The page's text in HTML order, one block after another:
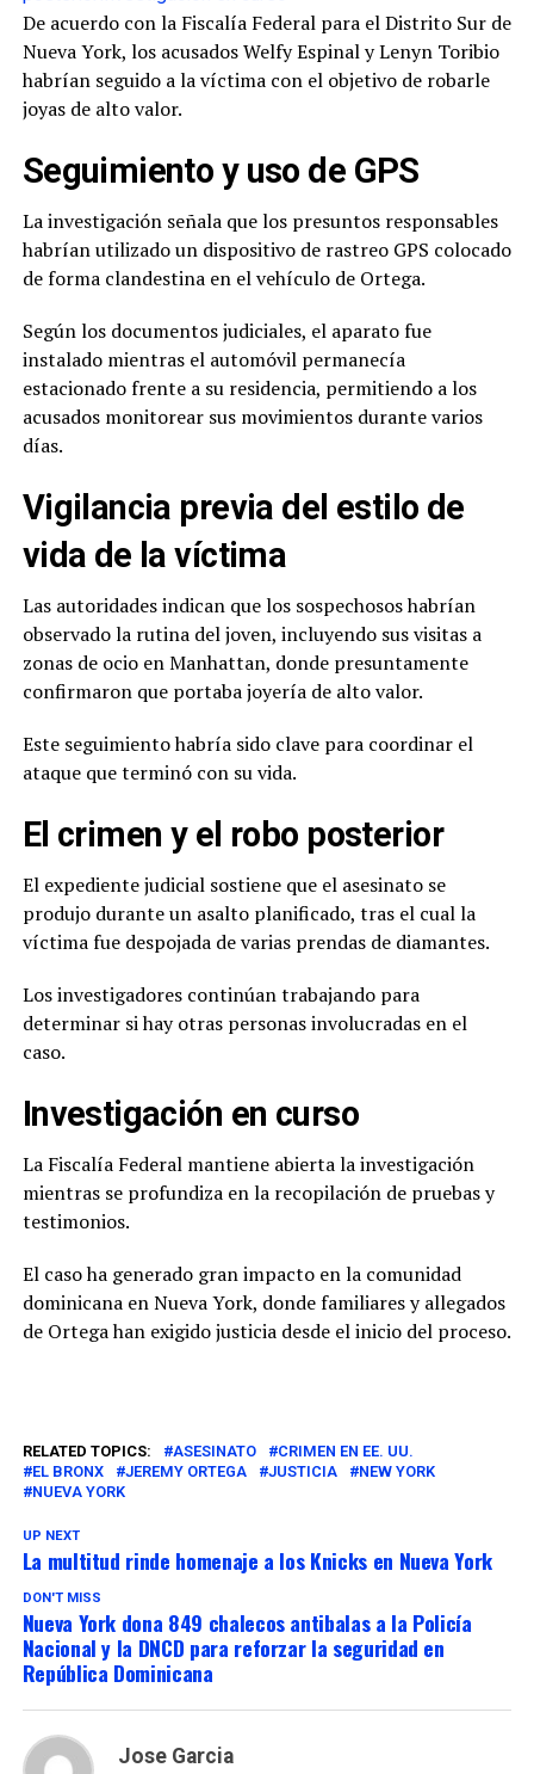
De acuerdo con la Fiscalía Federal para el Distrito Sur de
Nueva York, los acusados Welfy Espinal y Lenyn Toribio
habrían seguido a la víctima con el objetivo de robarle
joyas de alto valor.
Seguimiento y uso de GPS
La investigación señala que los presuntos responsables
habrían utilizado un dispositivo de rastreo GPS colocado
de forma clandestina en el vehículo de Ortega.
Según los documentos judiciales, el aparato fue
instalado mientras el automóvil permanecía
estacionado frente a su residencia, permitiendo a los
acusados monitorear sus movimientos durante varios
días.
Vigilancia previa del estilo de
vida de la víctima
Las autoridades indican que los sospechosos habrían
observado la rutina del joven, incluyendo sus visitas a
zonas de ocio en Manhattan, donde presuntamente
confirmaron que portaba joyería de alto valor.
Este seguimiento habría sido clave para coordinar el
ataque que terminó con su vida.
El crimen y el robo posterior
El expediente judicial sostiene que el asesinato se
produjo durante un asalto planificado, tras el cual la
víctima fue despojada de varias prendas de diamantes.
Los investigadores continúan trabajando para
determinar si hay otras personas involucradas en el
caso.
Investigación en curso
La Fiscalía Federal mantiene abierta la investigación
mientras se profundiza en la recopilación de pruebas y
testimonios.
El caso ha generado gran impacto en la comunidad
dominicana en Nueva York, donde familiares y allegados
de Ortega han exigido justicia desde el inicio del proceso.
RELATED TOPICS: ASESINATO
CRIMEN EN EE. UU.
EL BRONX
JEREMY ORTEGA JUSTICIA
NEW YORK
NUEVA YORK
UP NEXT
La multitud rinde homenaje a los Knicks en Nueva York
DON'T MISS
Nueva York dona 849 chalecos antibalas a la Policía
Nacional y la DNCD para reforzar la seguridad en
República Dominicana
Jose Garcia